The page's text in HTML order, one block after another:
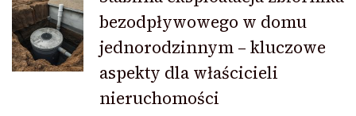
Navigationbezodpływowego w domu
jednorodzinnym – kluczowe
aspekty dla właścicieli
nieruchomości